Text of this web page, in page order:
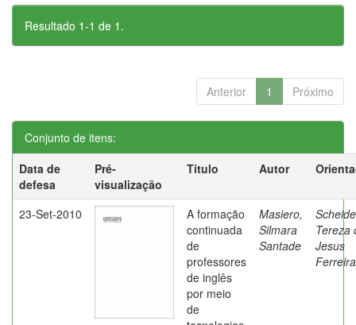
Resultado 1-1 de 1.
Anterior 1 Próximo
Conjunto de itens:
Data de
defesa
Pré-
visualização
Título Autor
23-Set-2010
A formação
continuada
de
professores
de inglês
por meio
de
Masiero,
Silmara
Santade
Tereza
Jesus
Ferreira